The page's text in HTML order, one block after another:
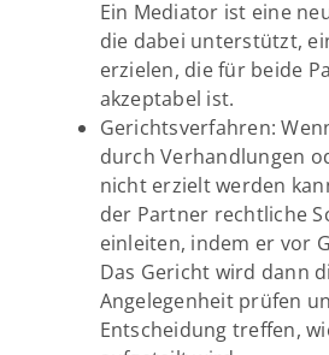
Ein Mediator ist eine
die dabei unterstützt,
erzielen, die für beide
akzeptabel ist.
Gerichtsverfahren:
durch Verhandlungen
nicht erzielt werden
der Partner rechtliche
einleiten, indem er vor
Das Gericht wird dann
Angelegenheit prüfen
Entscheidung treffen,